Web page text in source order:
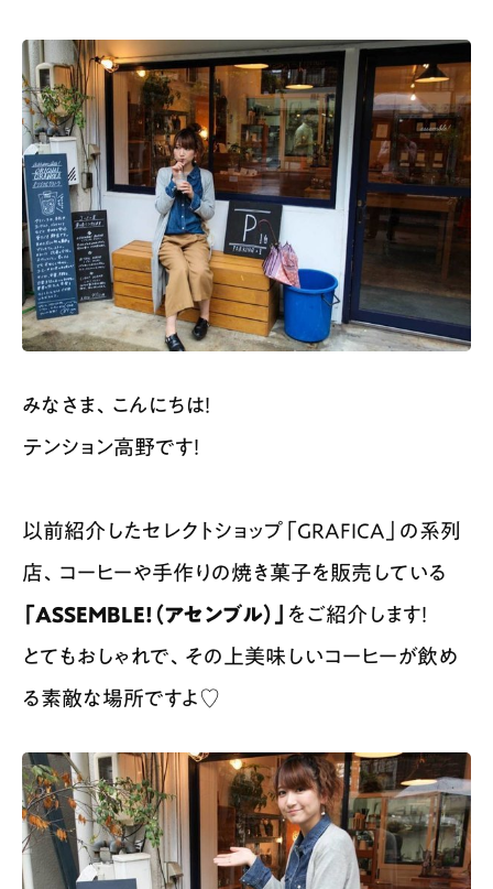
みなさま、こんにちは！
テンション高野です！
以前紹介したセレクトショップ「GRAFICA」の系列
店、コーヒーや手作りの焼き菓子を販売している
「ASSEMBLE!（アセンブル）」
をご紹介します！
とてもおしゃれで、その上美味しいコーヒーが飲め
る素敵な場所ですよ♡